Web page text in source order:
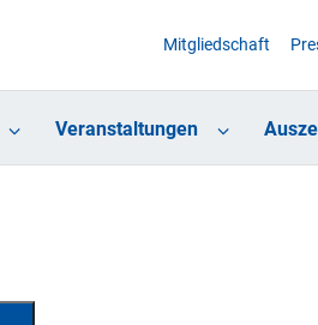
Mitgliedschaft
Veranstaltungen